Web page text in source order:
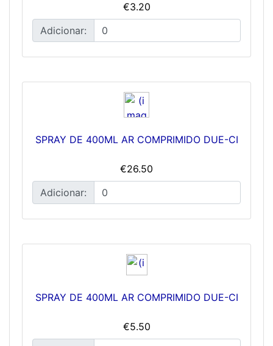
€3.20
Adicionar:
SPRAY DE 400ML AR COMPRIMIDO DUE-CI
€26.50
Adicionar:
SPRAY DE 400ML AR COMPRIMIDO DUE-CI
€5.50